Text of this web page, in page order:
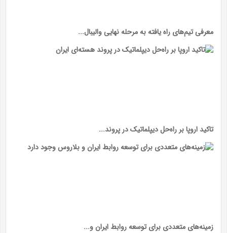
معرفی تیم‌های راه یافته به مرحله نهایی والیبال...
تاکید اروپا بر راه‌حل دیپلماتیک در پروند...
زمینه‌های متعددی برای توسعه روابط ایران و...